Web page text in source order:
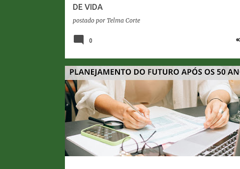
DE VIDA
postado por Telma Corte
0
LONGEVIDADE PLANEJAMENTO DO FUTURO
SAÚDE FINANCEIRA